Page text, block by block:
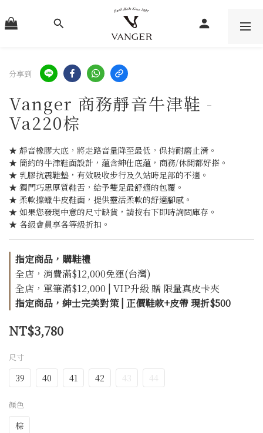
分享到
Vanger 商務靜音牛津鞋 -
Va220棕
★ 靜音橡膠大底，將走路音量降至最低，保持耐磨止滑。
★ 簡約的牛津鞋面設計，蘊含紳仕底蘊，商務/休閒都好搭。
★ 乳膠抗震鞋墊，有效吸收步行及久站時足部的不適。
★ 獨門巧思厚質鞋舌，給予雙足最舒適的包覆。
★ 柔軟擦蠟牛皮鞋面，提供靈活柔軟的舒適腳感。
★ 如果您發現中意的尺寸缺貨，請按右下即時詢問庫存。
★ 各級會員享各等級折扣。
指定商品，購鞋禮
全店，消費滿$12,000免運(台灣)
全店，單筆滿$12,000 | VIP升級 贈 限量真皮卡夾
指定商品，紳士完美對策 | 正價鞋款+皮帶 現折$500
NT$3,780
尺寸
39 40 41 42 43 44
顏色
棕